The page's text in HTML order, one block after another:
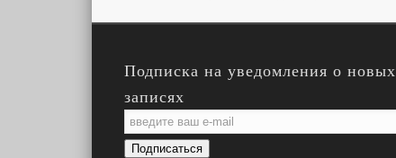
Подписка на уведомления о новых
записях
Email
Subscription
Подписаться